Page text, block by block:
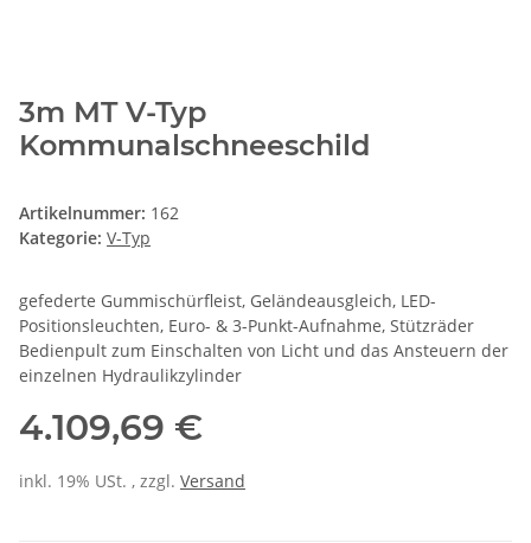
3m MT V-Typ
Kommunalschneeschild
Artikelnummer: 162
Kategorie: V-Typ
gefederte Gummischürfleist, Geländeausgleich, LED-
Positionsleuchten, Euro- & 3-Punkt-Aufnahme, Stützräder
Bedienpult zum Einschalten von Licht und das Ansteuern der
einzelnen Hydraulikzylinder
4.109,69 €
inkl. 19% USt. , zzgl. Versand